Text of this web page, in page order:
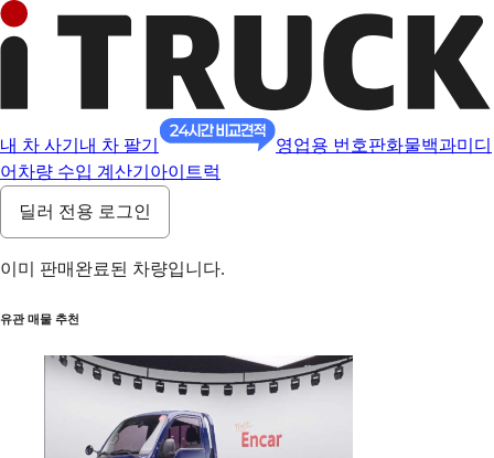
내 차 사기 내 차 팔기 영업용 번호판화물백과미디
어 차량 수입 계산기 아이트럭
딜러 전용 로그인
이미 판매완료된 차량입니다.
유관 매물 추천